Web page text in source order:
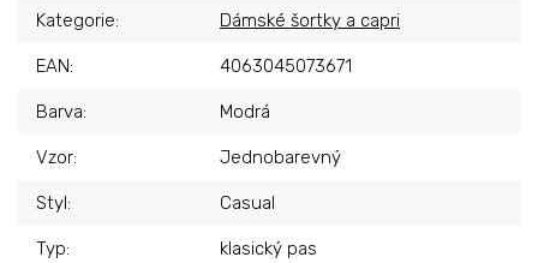
Kategorie: Dámské šortky a capri
EAN: 4063045073671
Barva: Modrá
Vzor: Jednobarevný
Styl: Casual
Typ: klasický pas